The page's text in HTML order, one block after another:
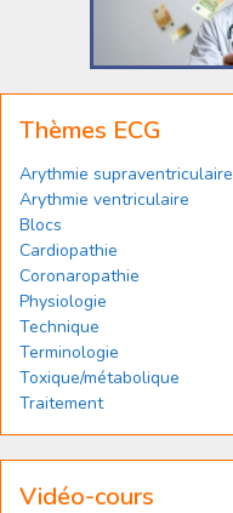
Thèmes ECG
Arythmie supraventriculaire
Arythmie ventriculaire
Blocs
Cardiopathie
Coronaropathie
Physiologie
Technique
Terminologie
Toxique/métabolique
Traitement
Vidéo-cours